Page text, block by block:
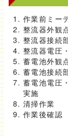
作業前ミー
整流器外観
整流器接続
整流器電圧
蓄電池外観
蓄電池接続
蓄電池電圧
実施
清掃作業
作業後確認